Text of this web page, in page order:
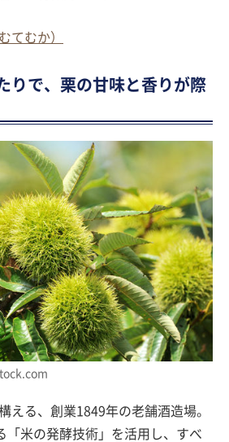
てむか）
りで、栗の甘味と香りが際
える、創業1849年の老舗酒造場。
「米の発酵技術」を活用し、すべ